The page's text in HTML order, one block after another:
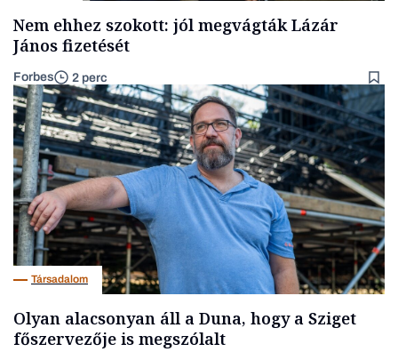
Nem ehhez szokott: jól megvágták Lázár
János fizetését
Forbes 2 perc
Társadalom
Olyan alacsonyan áll a Duna, hogy a Sziget
főszervezője is megszólalt